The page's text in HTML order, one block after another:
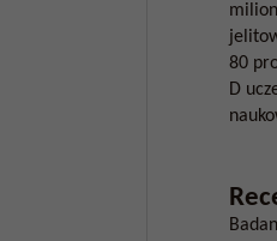
80
D